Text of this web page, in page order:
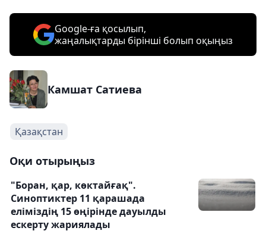
Google-ға қосылып,
жаңалықтарды бірінші болып оқыңыз
Камшат Сатиева
Қазақстан
Оқи отырыңыз
"Боран, қар, көктайғақ".
Синоптиктер 11 қарашада
еліміздің 15 өңірінде дауылды
ескерту жариялады